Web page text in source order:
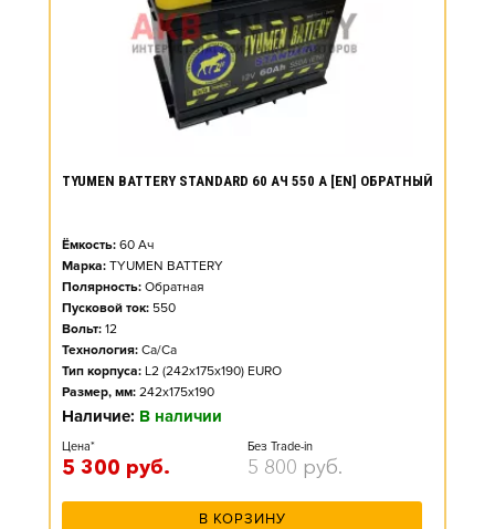
TYUMEN BATTERY STANDARD 60 АЧ 550 А [EN] ОБРАТНЫЙ
Ёмкость: 60 Ач
Марка: TYUMEN BATTERY
Полярность: Обратная
Пусковой ток: 550
Вольт: 12
Технология: Ca/Ca
Тип корпуса: L2 (242x175x190) EURO
Размер, мм: 242x175x190
Наличие: В наличии
Цена*
5 300 руб.
Без Trade-in
5 800 руб.
В КОРЗИНУ